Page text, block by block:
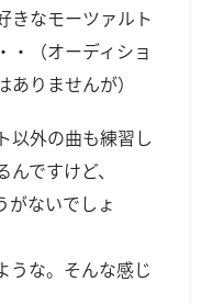
きなモーツァルト
・（オーディショ
りませんが）
以外の曲も練習し
ですけど、
がないでしょ
うな。そんな感じ